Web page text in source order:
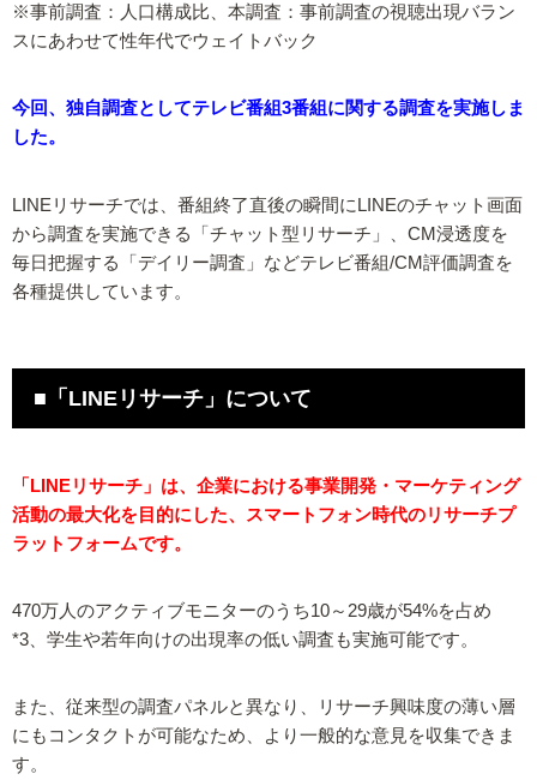
※事前調査：人口構成比、本調査：事前調査の視聴出現バラン
スにあわせて性年代でウェイトバック
今回、独自調査としてテレビ番組3番組に関する調査を実施しま
した。
LINEリサーチでは、番組終了直後の瞬間にLINEのチャット画面
から調査を実施できる「チャット型リサーチ」、CM浸透度を
毎日把握する「デイリー調査」などテレビ番組/CM評価調査を
各種提供しています。
■「LINEリサーチ」について
「LINEリサーチ」は、企業における事業開発・マーケティング
活動の最大化を目的にした、スマートフォン時代のリサーチプ
ラットフォームです。
470万人のアクティブモニターのうち10～29歳が54%を占め
*3、学生や若年向けの出現率の低い調査も実施可能です。
また、従来型の調査パネルと異なり、リサーチ興味度の薄い層
にもコンタクトが可能なため、より一般的な意見を収集できま
す。